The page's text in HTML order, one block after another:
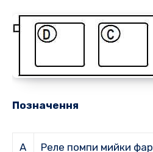
Позначення
A Реле помпи мийки фар